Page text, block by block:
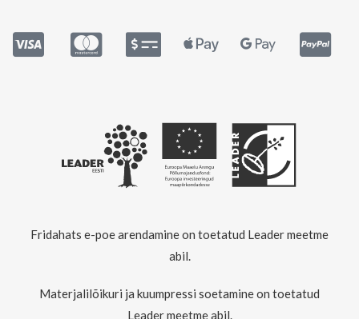
Fridahats e-poe arendamine on toetatud Leader meetme
abil.
Materjalilõikuri ja kuumpressi soetamine on toetatud
Leader meetme abil.